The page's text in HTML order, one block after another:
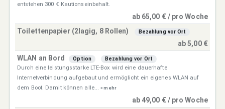
entstehen 300 € Kautionseinbehalt.
ab 65,00 € / pro Woche
Toilettenpapier (2lagig, 8 Rollen)
Bezahlung vor Ort
ab 5,00 €
WLAN an Bord
Option
Bezahlung vor Ort
Durch eine leistungsstarke LTE-Box wird eine dauerhafte
Internetverbindung aufgebaut und ermöglicht ein eigenes WLAN auf
dem Boot. Damit können alle...» mehr
ab 49,00 € / pro Woche